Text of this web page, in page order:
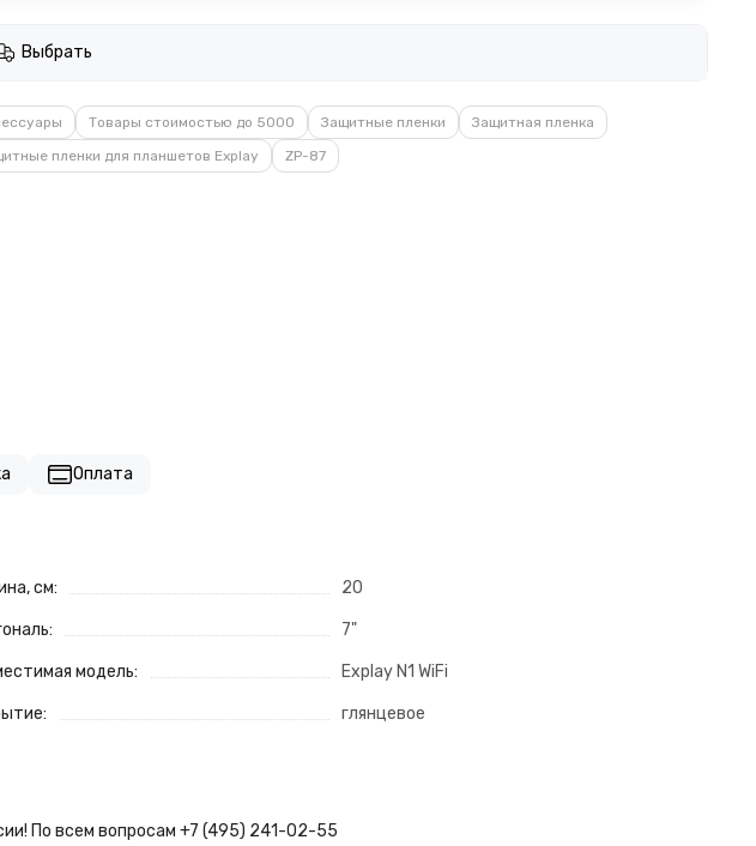
Выбрать
Товары стоимостью до 5000 Защитные пленки
Защитная пленка
пленки для планшетов Explay
ZP-87
Оплата
см: 20
7"
модель: Explay N1 WiFi
глянцевое
По всем вопросам +7 (495) 241-02-55